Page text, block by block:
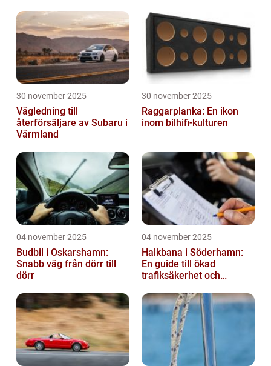
30 november 2025
Vägledning till
återförsäljare av Subaru i
Värmland
30 november 2025
Raggarplanka: En ikon
inom bilhifi-kulturen
04 november 2025
Budbil i Oskarshamn:
Snabb väg från dörr till
dörr
04 november 2025
Halkbana i Söderhamn:
En guide till ökad
trafiksäkerhet och